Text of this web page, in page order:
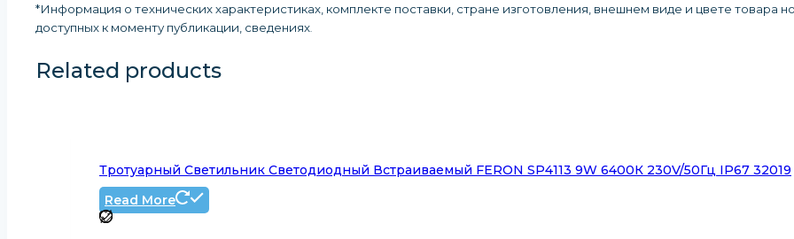
*Информация о технических характеристиках, комплекте поставки, стране изготовления, внешнем виде и цвете товара
доступных к моменту публикации, сведениях.
Related products
Тротуарный Светильник Светодиодный Встраиваемый FERON SP4113 9W 6400К 230V/50Гц IP67 32019
Read More